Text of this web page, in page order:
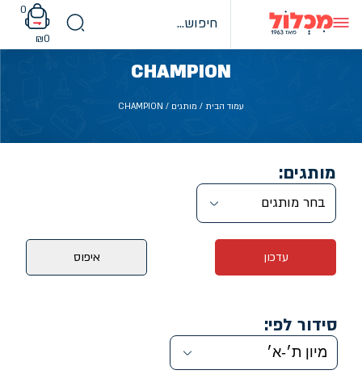
content
0
₪0
CHAMPION
עמוד הבית / מותגים / CHAMPION
מותגים:
בחר מותגים
עדכון איפוס
סידור לפי: